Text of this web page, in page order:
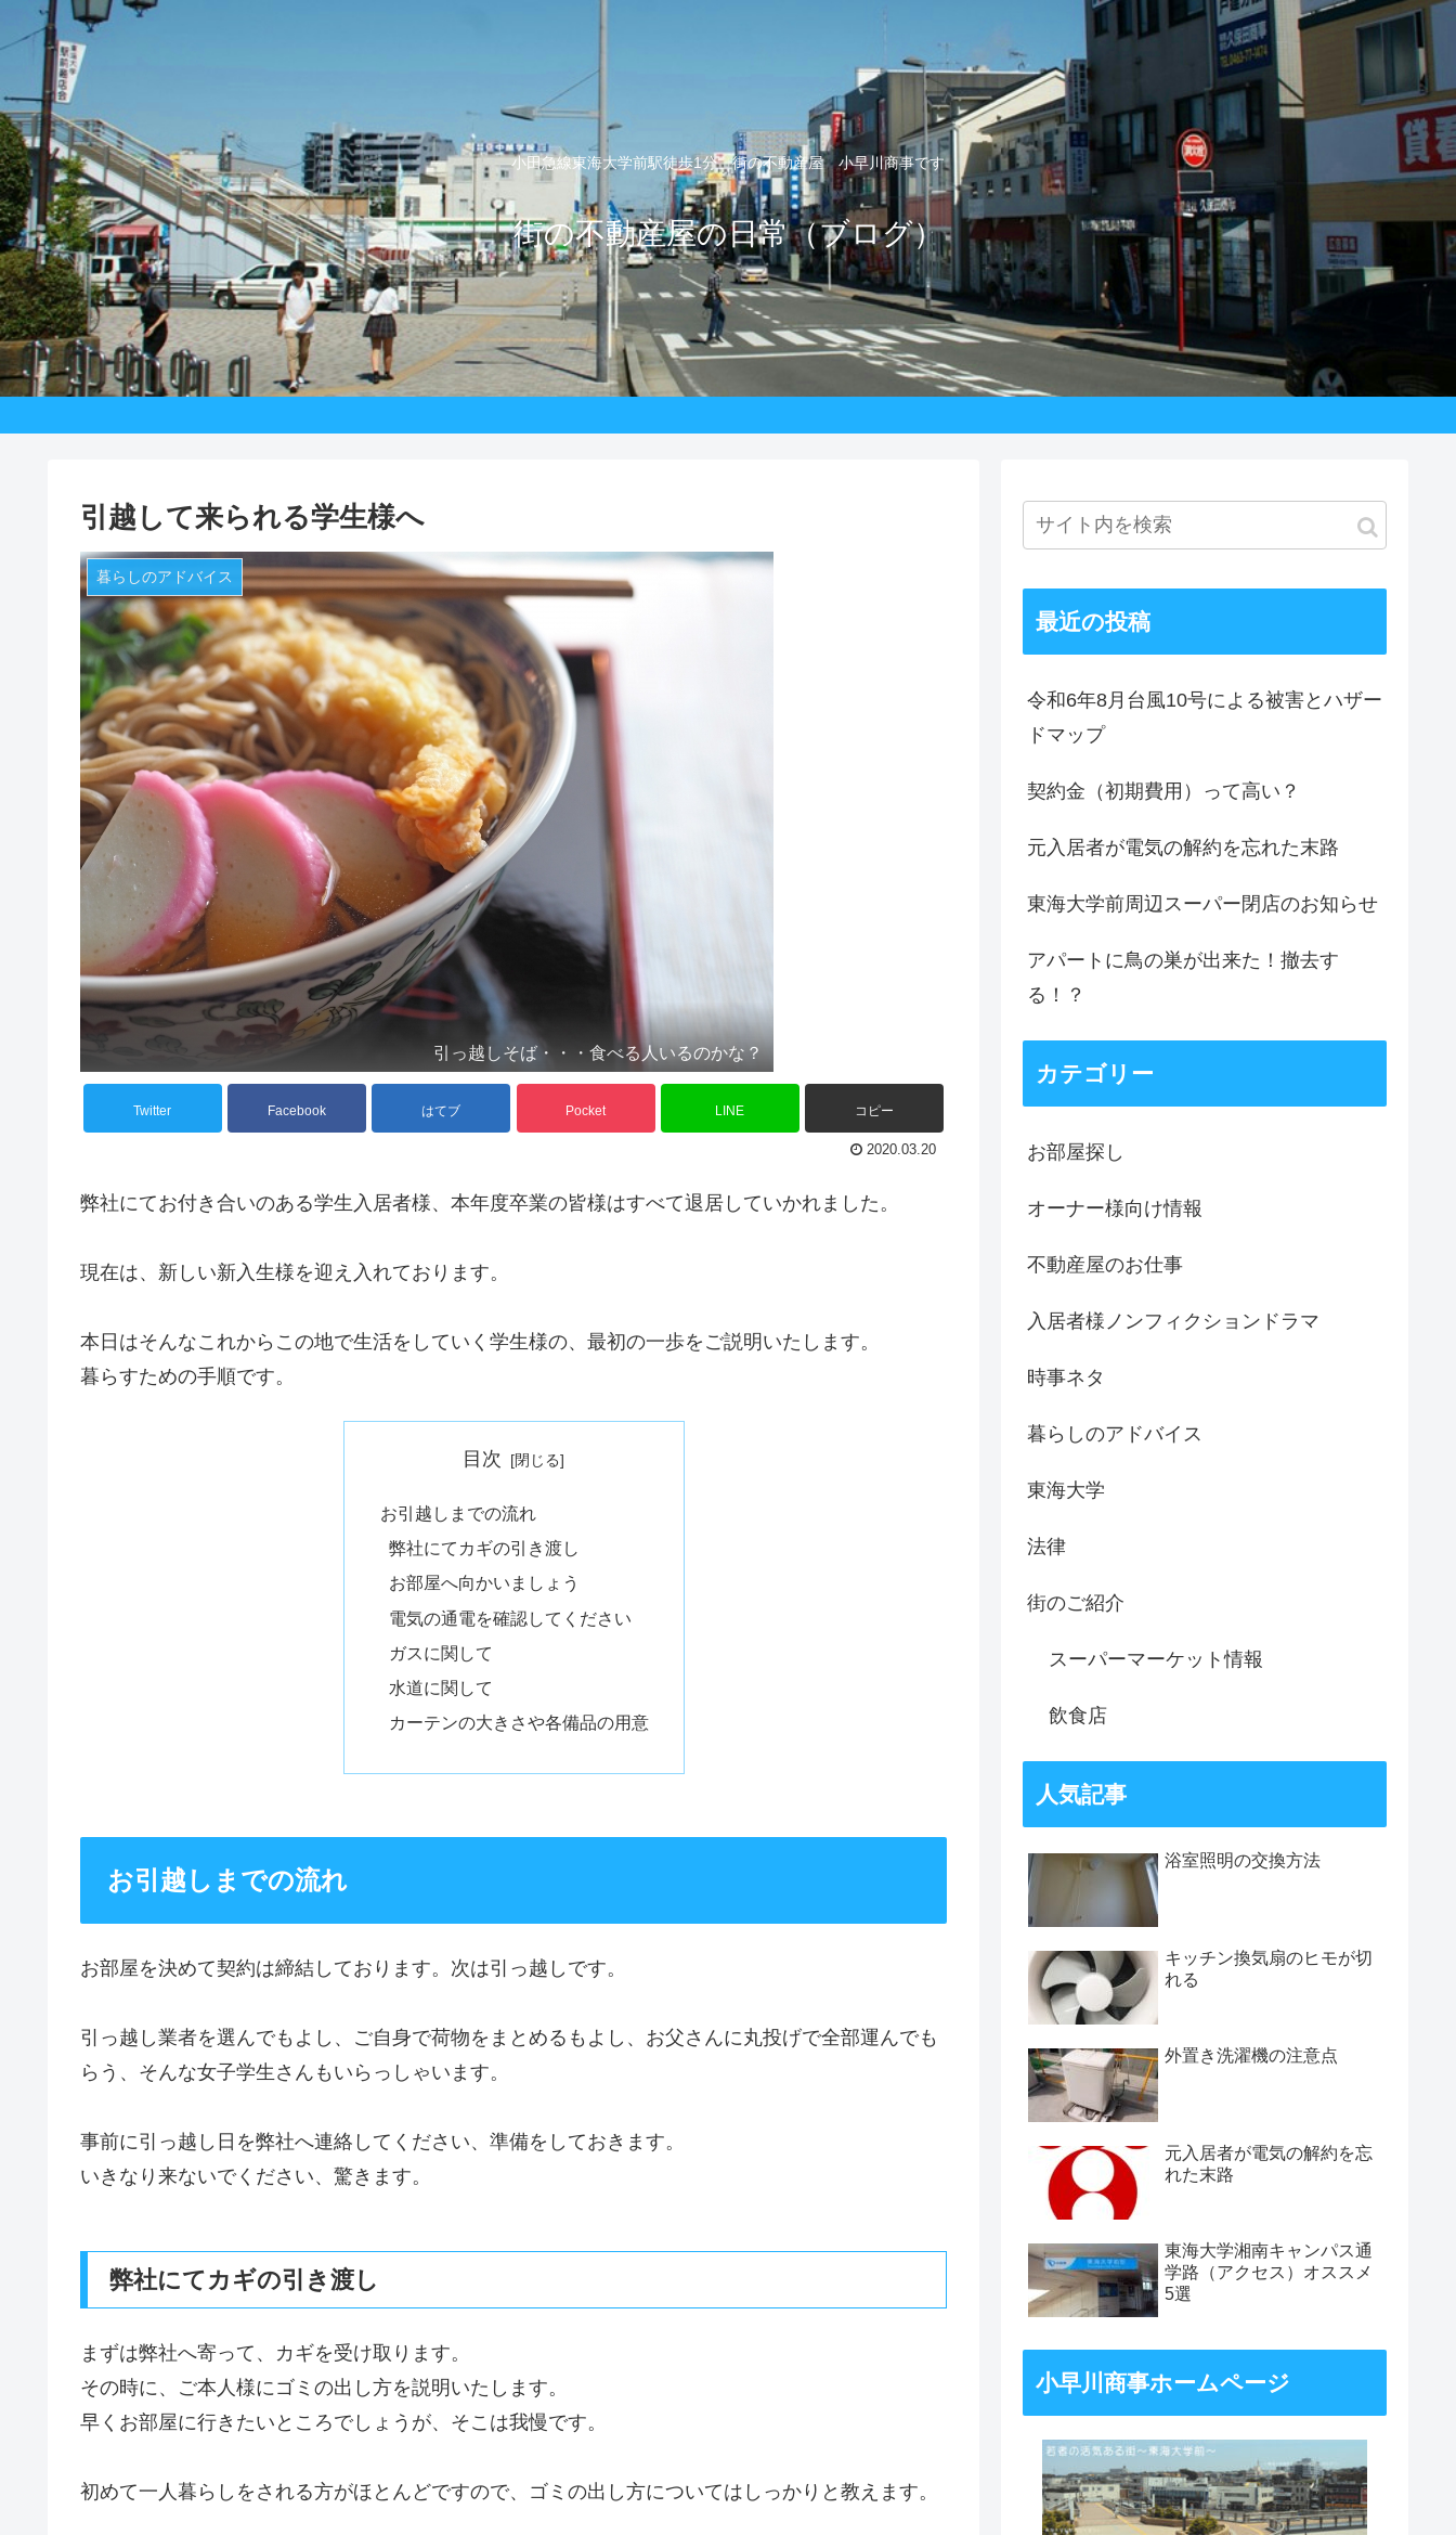
小田急線東海大学前駅徒歩1分 街の不動産屋 小早川商事です
街の不動産屋の日常（ブログ）
引越して来られる学生様へ
暮らしのアドバイス
引っ越しそば・・・食べる人いるのかな？
Twitter Facebook はてブ Pocket LINE コピー
2020.03.20
弊社にてお付き合いのある学生入居者様、本年度卒業の皆様はすべて退居していかれました。
現在は、新しい新入生様を迎え入れております。
本日はそんなこれからこの地で生活をしていく学生様の、最初の一歩をご説明いたします。
暮らすための手順です。
目次
お引越しまでの流れ
弊社にてカギの引き渡し
お部屋へ向かいましょう
電気の通電を確認してください
ガスに関して
水道に関して
カーテンの大きさや各備品の用意
お引越しまでの流れ
お部屋を決めて契約は締結しております。次は引っ越しです。
引っ越し業者を選んでもよし、ご自身で荷物をまとめるもよし、お父さんに丸投げで全部運んでも
らう、そんな女子学生さんもいらっしゃいます。
事前に引っ越し日を弊社へ連絡してください、準備をしておきます。
いきなり来ないでください、驚きます。
弊社にてカギの引き渡し
まずは弊社へ寄って、カギを受け取ります。
その時に、ご本人様にゴミの出し方を説明いたします。
早くお部屋に行きたいところでしょうが、そこは我慢です。
初めて一人暮らしをされる方がほとんどですので、ゴミの出し方についてはしっかりと教えます。
最近の投稿
令和6年8月台風10号による被害とハザー
ドマップ
契約金（初期費用）って高い？
元入居者が電気の解約を忘れた末路
東海大学前周辺スーパー閉店のお知らせ
アパートに鳥の巣が出来た！撤去す
る！？
カテゴリー
お部屋探し
オーナー様向け情報
不動産屋のお仕事
入居者様ノンフィクションドラマ
時事ネタ
暮らしのアドバイス
東海大学
法律
街のご紹介
スーパーマーケット情報
飲食店
人気記事
浴室照明の交換方法
キッチン換気扇のヒモが切
れる
外置き洗濯機の注意点
元入居者が電気の解約を忘
れた末路
東海大学湘南キャンパス通
学路（アクセス）オススメ
5選
小早川商事ホームページ